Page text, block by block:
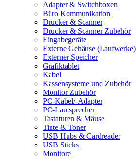
Adapter & Switchboxen
Büro Kommunikation
Drucker & Scanner
Drucker & Scanner Zubehör
Eingabegeräte
Externe Gehäuse (Laufwerke)
Externer Speicher
Grafiktablet
Kabel
Kassensysteme und Zubehör
Monitor Zubehör
PC-Kabel/-Adapter
PC-Lautsprecher
Tastaturen & Mäuse
Tinte & Toner
USB Hubs & Cardreader
USB Sticks
Monitore